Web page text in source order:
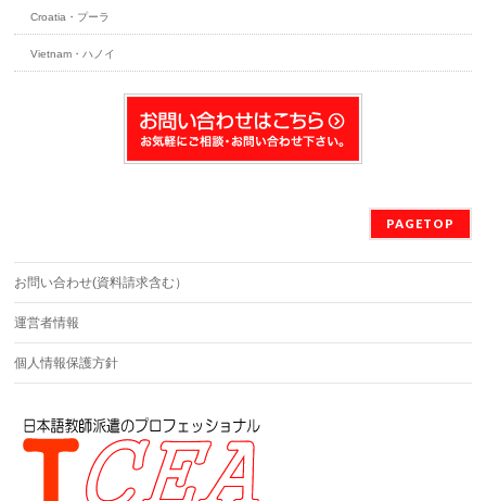
Croatia・プーラ
Vietnam・ハノイ
PAGETOP
お問い合わせ(資料請求含む）
運営者情報
個人情報保護方針